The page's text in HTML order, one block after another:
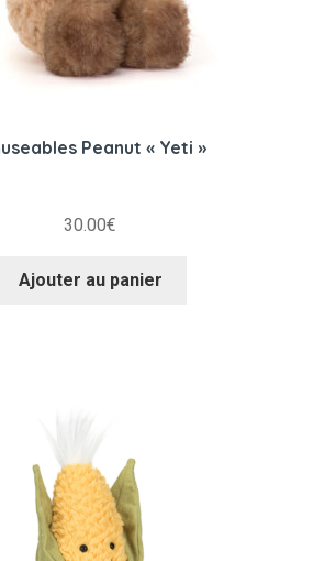
Peanut « Yeti »
30.00€
Ajouter au panier